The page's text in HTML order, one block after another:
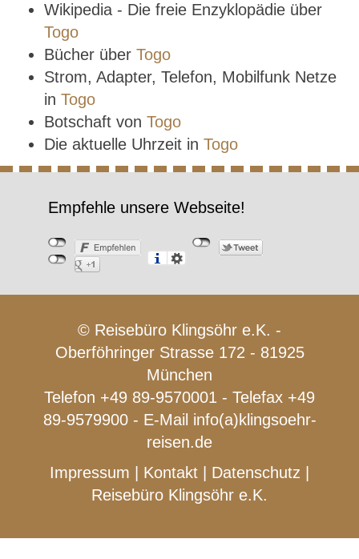
Wikipedia - Die freie Enzyklopädie über
Togo
Bücher über Togo
Strom, Adapter, Telefon, Mobilfunk Netze
in Togo
Botschaft von Togo
Die aktuelle Uhrzeit in Togo
Empfehle unsere Webseite!
© Reisebüro Klingsöhr e.K. -
Oberföhringer Strasse 172 - 81925
München
Telefon +49 89-9570001 - Telefax +49
89-9579900 - E-Mail info(a)klingsoehr-
reisen.de
Impressum
Kontakt Datenschutz
Reisebüro Klingsöhr e.K.